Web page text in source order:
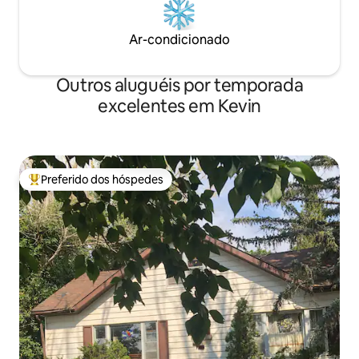
Ar-condicionado
Outros aluguéis por temporada
excelentes em Kevin
Entre os melhores preferidos dos hóspedes
Preferido dos hóspedes